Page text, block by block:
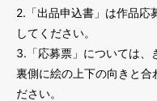
2.「出品申込書」は作品応
してください。
3.「応募票」については、
裏側に絵の上下の向きと合
ださい。